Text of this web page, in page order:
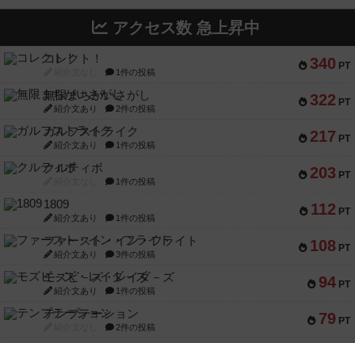
アクセス数 急上昇中
340 PT
コレクト！
1件の投稿
322 PT
無限まちがいさがし
紹介文あり 2件の投稿
217 PT
ガルフストライク
紹介文あり 1件の投稿
203 PT
クルティボ
1件の投稿
112 PT
1809
紹介文あり 1件の投稿
108 PT
ファースト・イン・フライト
紹介文あり 3件の投稿
94 PT
モズビ－ズ・レイダ－ズ
紹介文あり 1件の投稿
79 PT
テンプテーション
2件の投稿